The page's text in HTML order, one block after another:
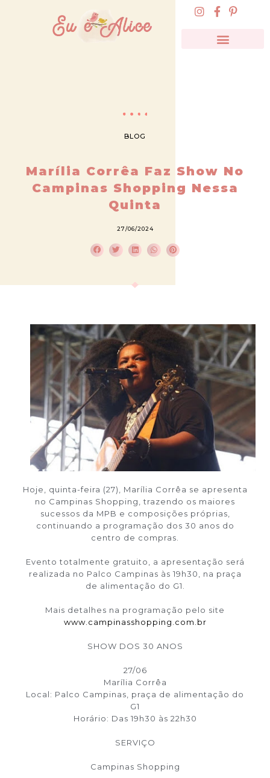
BLOG
Marília Corrêa Faz Show No
Campinas Shopping Nessa
Quinta
27/06/2024
Hoje, quinta-feira (27), Marília Corrêa se apresenta
no Campinas Shopping, trazendo os maiores
sucessos da MPB e composições próprias,
continuando a programação dos 30 anos do
centro de compras.
Evento totalmente gratuito, a apresentação será
realizada no Palco Campinas às 19h30, na praça
de alimentação do G1.
Mais detalhes na programação pelo site
www.campinasshopping.com.br
SHOW DOS 30 ANOS
27/06
Marília Corrêa
Local: Palco Campinas, praça de alimentação do
G1
Horário: Das 19h30 às 22h30
SERVIÇO
Campinas Shopping